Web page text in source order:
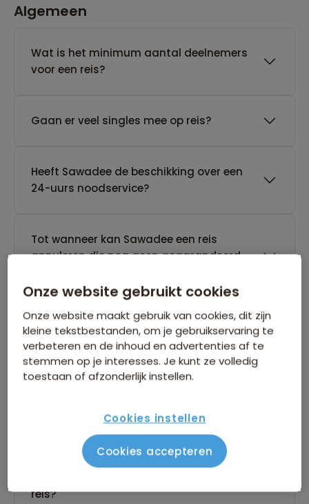
Algemeen
Wat is het minimum aantal deelnemers
voor een reis?
Gaan er veel singles mee op reis?
Heeft Sawadee de beschikking over een
24-uurs noodservice?
Tot wanneer kan Sawadee een reis
annuleren die nog geen gegarandeerd
Boeken van je reis
Wanneer kan ik het beste een reis
reis?
Onze website gebruikt cookies
Onze website maakt gebruik van cookies, dit zijn
kleine tekstbestanden, om je gebruikservaring te
verbeteren en de inhoud en advertenties af te
stemmen op je interesses. Je kunt ze volledig
toestaan of afzonderlijk instellen.
Cookies instellen
Cookies accepteren